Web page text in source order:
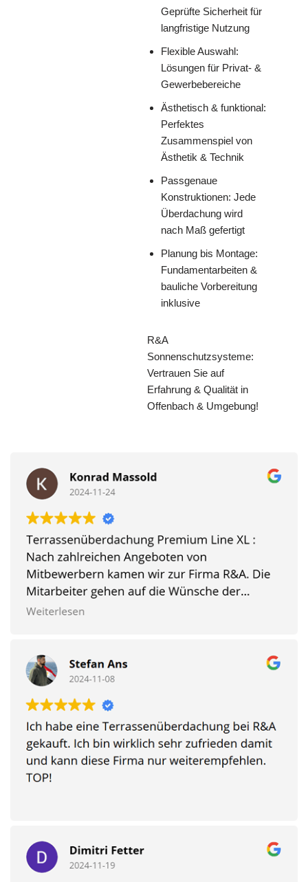
Geprüfte Sicherheit für
langfristige Nutzung
Flexible Auswahl:
Lösungen für Privat- &
Gewerbebereiche
Ästhetisch & funktional:
Perfektes
Zusammenspiel von
Ästhetik & Technik
Passgenaue
Konstruktionen: Jede
Überdachung wird
nach Maß gefertigt
Planung bis Montage:
Fundamentarbeiten &
bauliche Vorbereitung
inklusive
R&A
Sonnenschutzsysteme:
Vertrauen Sie auf
Erfahrung & Qualität in
Offenbach & Umgebung!